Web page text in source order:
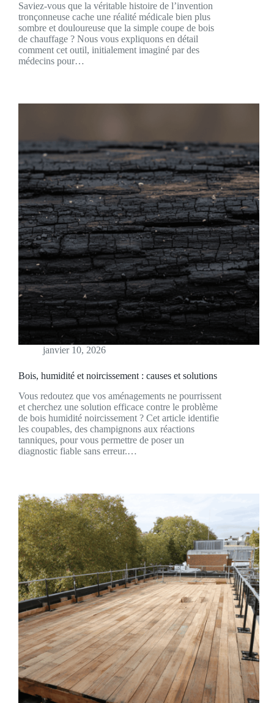
Saviez-vous que la véritable histoire de l’invention
tronçonneuse cache une réalité médicale bien plus
sombre et douloureuse que la simple coupe de bois
de chauffage ? Nous vous expliquons en détail
comment cet outil, initialement imaginé par des
médecins pour…
janvier 10, 2026
Bois, humidité et noircissement : causes et solutions
Vous redoutez que vos aménagements ne pourrissent
et cherchez une solution efficace contre le problème
de bois humidité noircissement ? Cet article identifie
les coupables, des champignons aux réactions
tanniques, pour vous permettre de poser un
diagnostic fiable sans erreur.…